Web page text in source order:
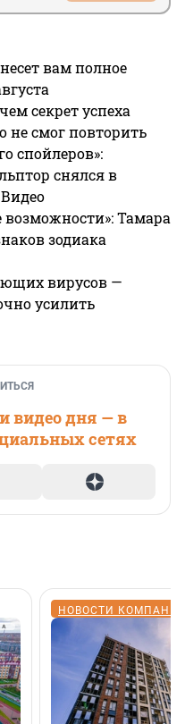
вам полное
секрет успеха
не смог повторить
спойлеров»:
снялся в
возможности»: Тамара
зодиака
вирусов —
усилить
видео дня — в
сетях
НОВОСТИ